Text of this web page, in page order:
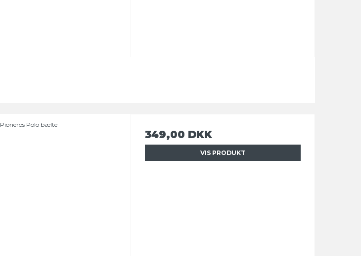
Pioneros Polo bælte
349,00 DKK
VIS PRODUKT